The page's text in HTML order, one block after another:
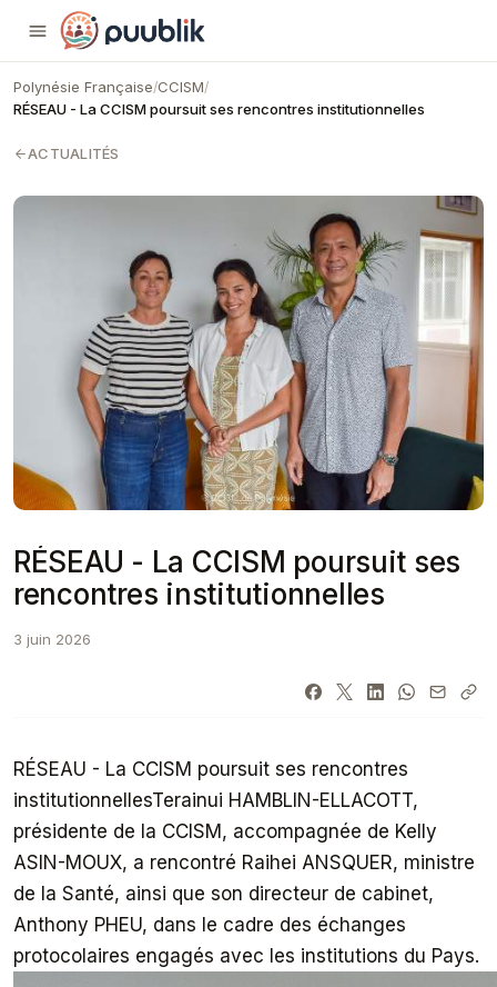
Puublik
Polynésie Française/CCISM/
RÉSEAU - La CCISM poursuit ses rencontres institutionnelles
ACTUALITÉS
RÉSEAU - La CCISM poursuit ses
rencontres institutionnelles
3 juin 2026
RÉSEAU - La CCISM poursuit ses rencontres
institutionnellesTerainui HAMBLIN-ELLACOTT,
présidente de la CCISM, accompagnée de Kelly
ASIN-MOUX, a rencontré Raihei ANSQUER, ministre
de la Santé, ainsi que son directeur de cabinet,
Anthony PHEU, dans le cadre des échanges
protocolaires engagés avec les institutions du Pays.